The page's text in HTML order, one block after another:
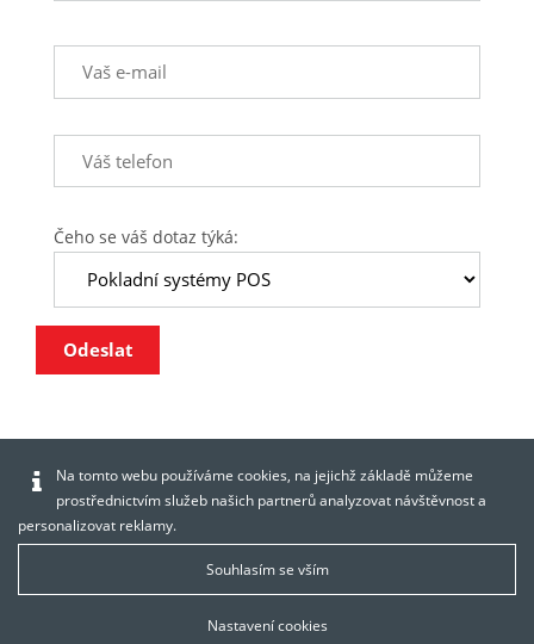
Čeho se váš dotaz týká:
Odeslat
Na tomto webu používáme cookies, na jejichž základě můžeme
prostřednictvím služeb našich partnerů analyzovat návštěvnost a
personalizovat reklamy.
Souhlasím se vším
Nastavení cookies